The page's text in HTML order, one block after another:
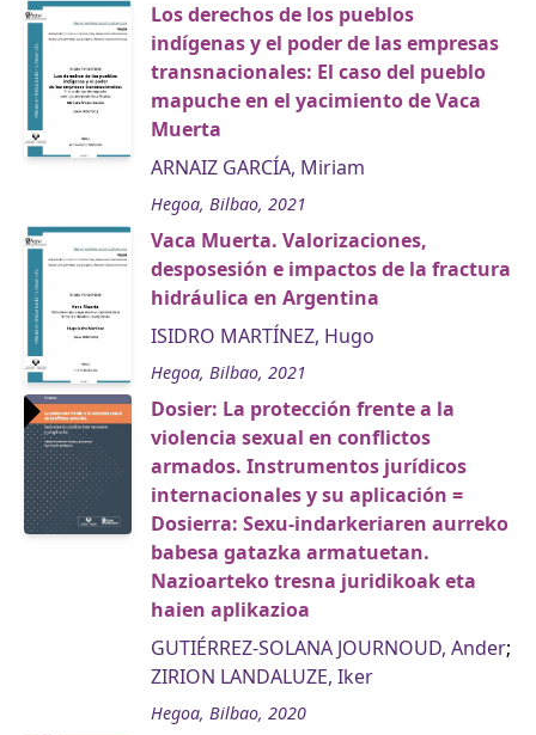
Los derechos de los pueblos
indígenas y el poder de las empresas
transnacionales: El caso del pueblo
mapuche en el yacimiento de Vaca
Muerta
ARNAIZ GARCÍA, Miriam
Hegoa, Bilbao, 2021
Vaca Muerta. Valorizaciones,
desposesión e impactos de la fractura
hidráulica en Argentina
ISIDRO MARTÍNEZ, Hugo
Hegoa, Bilbao, 2021
Dosier: La protección frente a la
violencia sexual en conflictos
armados. Instrumentos jurídicos
internacionales y su aplicación =
Dosierra: Sexu-indarkeriaren aurreko
babesa gatazka armatuetan.
Nazioarteko tresna juridikoak eta
haien aplikazioa
GUTIÉRREZ-SOLANA JOURNOUD, Ander;
ZIRION LANDALUZE, Iker
Hegoa, Bilbao, 2020